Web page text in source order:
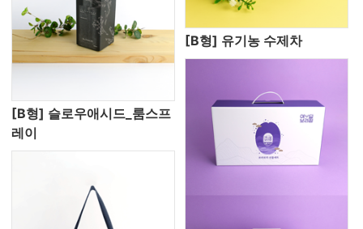
[B형] 슬로우애시드_룸스프
레이
[B형] 유기농 수제차